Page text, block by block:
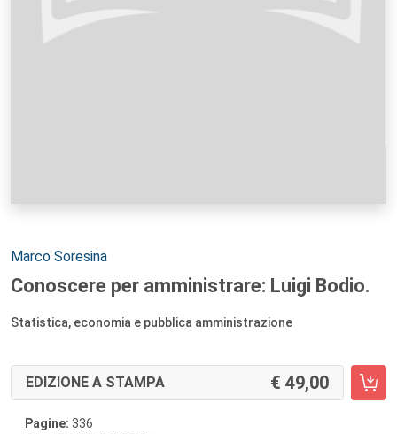
Autori:
Marco Soresina
Conoscere per amministrare: Luigi Bodio.
Statistica, economia e pubblica amministrazione
EDIZIONE A STAMPA 49,00
Pagine: 336